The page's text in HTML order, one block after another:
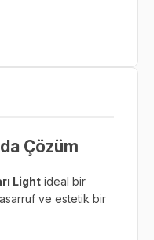
Çözüm
Light ideal bir
ve estetik bir